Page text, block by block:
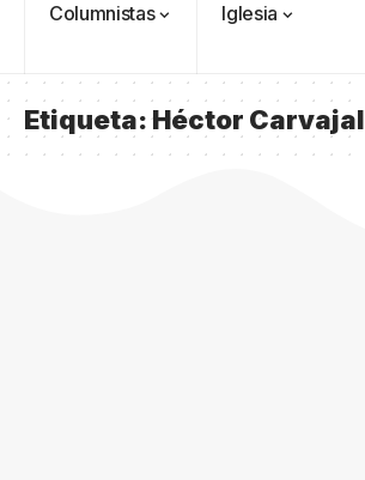
Columnistas Iglesia
Etiqueta:Héctor Carvajal